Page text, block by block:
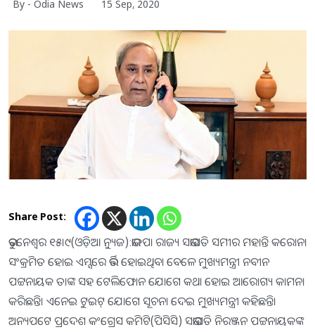
By - Odia News 15 Sep, 2020
Share Post:
ଭୁବନେଶ୍ୱର ୧୫।୯(ଓଡ଼ିଆ ନ୍ୟୁଜ):ଭାଜପା ରାଜ୍ୟ ସଭାପତି ସମୀର ମହାନ୍ତି କରୋନା
ସଂକ୍ରମିତ ହୋଇ ଏମ୍ସରେ ଭର୍ତ୍ତି ହୋଇଥିବା ବେଳେ ମୁଖ୍ୟମନ୍ତ୍ରୀ ନବୀନ
ପଟ୍ଟନାୟକ ତାଙ୍କ ସହ ଟେଲିଫୋନ ଯୋଗେ କଥା ହୋଇ ଆରୋଗ୍ୟ କାମନା
କରିଛନ୍ତି। ଏନେଇ ଟୁଇଟ୍‌ ଯୋଗେ ସୂଚନା ଦେଇ ମୁଖ୍ୟମନ୍ତ୍ରୀ କହିଛନ୍ତି।
ଅନ୍ୟପଟେ ପ୍ରଦେଶ କଂଗ୍ରେସ କମିଟି(ପିସିସି) ସଭାପତି ନିରଞ୍ଜନ ପଟ୍ଟନାୟକଙ୍କ